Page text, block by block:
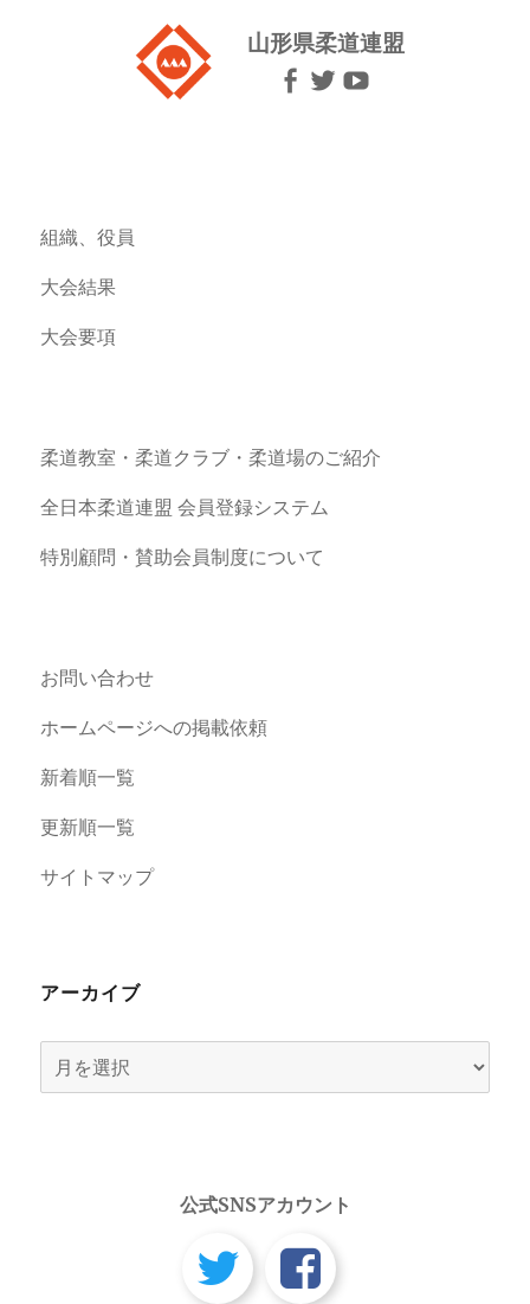
山形県柔道連盟
組織、役員
大会結果
大会要項
柔道教室・柔道クラブ・柔道場のご紹介
全日本柔道連盟 会員登録システム
特別顧問・賛助会員制度について
お問い合わせ
ホームページへの掲載依頼
新着順一覧
更新順一覧
サイトマップ
アーカイブ
ー
公式SNSアカウント